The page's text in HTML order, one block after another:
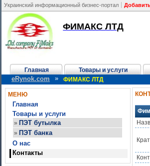
Украинский информационный бизнес-портал
ФИМАКС ЛТД
Главная Товары и услуги
eRynok.com » ФИМАКС ЛТД
МЕНЮ
Главная
Товары и услуги
» ПЭТ бутылка
» ПЭТ банка
О нас
Контакты